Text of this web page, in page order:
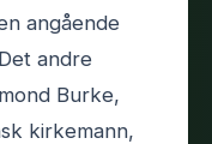
angående
andre
Burke,
kirkemann,